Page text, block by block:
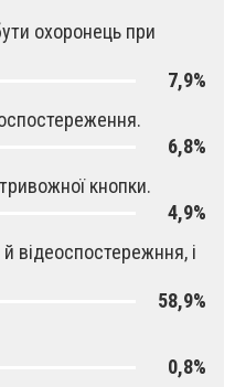
охоронець при
7,9%
6,8%
кнопки.
4,9%
відеоспостережння, і
58,9%
0,8%